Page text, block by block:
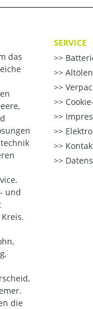
das
und
die
SERVICE